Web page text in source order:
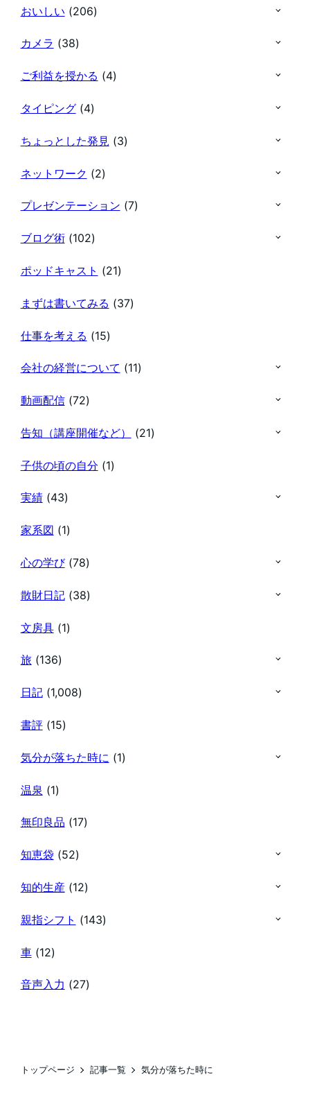
おいしい (206)
カメラ (38)
ご利益を授かる (4)
タイピング(4)
ちょっとした発見 (3)
ネットワーク (2)
プレゼンテーション (7)
ブログ術(102)
ポッドキャスト (21)
まずは書いてみる (37)
仕事を考える (15)
会社の経営について (11)
動画配信(72)
告知（講座開催など） (21)
子供の頃の自分 (1)
実績(43)
家系図 (1)
心の学び(78)
散財日記(38)
文房具(1)
旅 (136)
日記(1,008)
書評(15)
気分が落ちた時に (1)
温泉 (1)
無印良品 (17)
知恵袋 (52)
知的生産(12)
親指シフト (143)
車(12)
音声入力 (27)
トップページ 記事一覧 気分が落ちた時に